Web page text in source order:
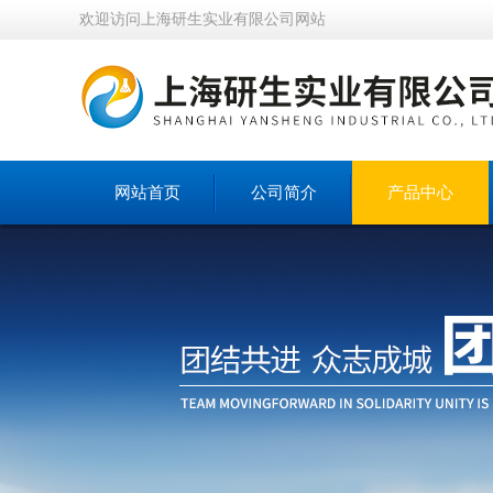
欢迎访问上海研生实业有限公司网站
网站首页 公司简介 产品中心